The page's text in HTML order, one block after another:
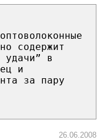
содержит
удачи” в
и
за пару
26.06.2008